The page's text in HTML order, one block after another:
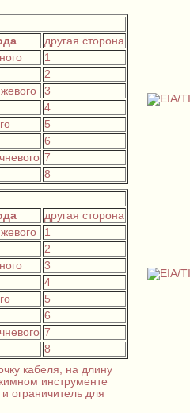
другая сторона
1
2
3
4
5
6
7
8
другая сторона
1
2
3
4
5
6
7
8
кабеля, на длину
инструменте
ограничитель для